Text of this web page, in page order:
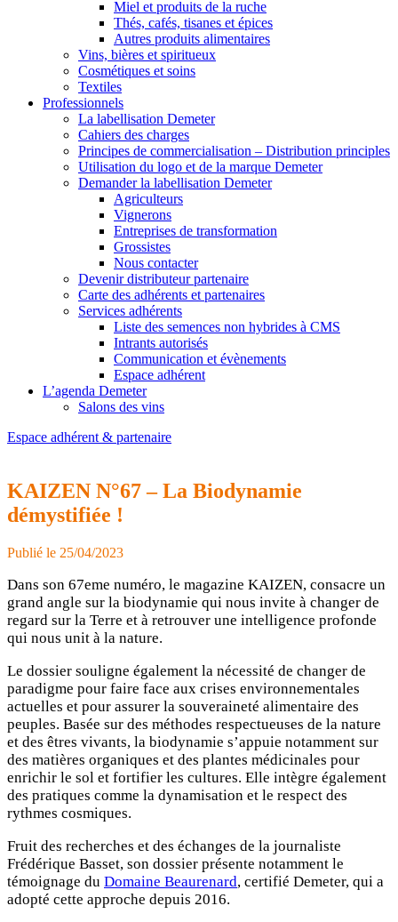
Miel et produits de la ruche
Thés, cafés, tisanes et épices
Autres produits alimentaires
Vins, bières et spiritueux
Cosmétiques et soins
Textiles
Professionnels
La labellisation Demeter
Cahiers des charges
Principes de commercialisation – Distribution principles
Utilisation du logo et de la marque Demeter
Demander la labellisation Demeter
Agriculteurs
Vignerons
Entreprises de transformation
Grossistes
Nous contacter
Devenir distributeur partenaire
Carte des adhérents et partenaires
Services adhérents
Liste des semences non hybrides à CMS
Intrants autorisés
Communication et évènements
Espace adhérent
L’agenda Demeter
Salons des vins
Espace adhérent & partenaire
KAIZEN N°67 – La Biodynamie
démystifiée !
Publié le 25/04/2023
Dans son 67eme numéro, le magazine KAIZEN, consacre un
grand angle sur la biodynamie qui nous invite à changer de
regard sur la Terre et à retrouver une intelligence profonde
qui nous unit à la nature.
Le dossier souligne également la nécessité de changer de
paradigme pour faire face aux crises environnementales
actuelles et pour assurer la souveraineté alimentaire des
peuples. Basée sur des méthodes respectueuses de la nature
et des êtres vivants, la biodynamie s’appuie notamment sur
des matières organiques et des plantes médicinales pour
enrichir le sol et fortifier les cultures. Elle intègre également
des pratiques comme la dynamisation et le respect des
rythmes cosmiques.
Fruit des recherches et des échanges de la journaliste
Frédérique Basset, son dossier présente notamment le
témoignage du Domaine Beaurenard, certifié Demeter, qui a
adopté cette approche depuis 2016.